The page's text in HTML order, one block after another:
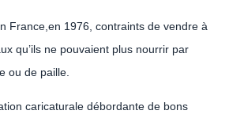
France,en 1976, contraints de vendre à
qu’ils ne pouvaient plus nourrir par
ou de paille.
caricaturale débordante de bons